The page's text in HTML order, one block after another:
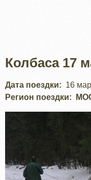
Колбаса 17
Дата поездки
16
Регион поездки